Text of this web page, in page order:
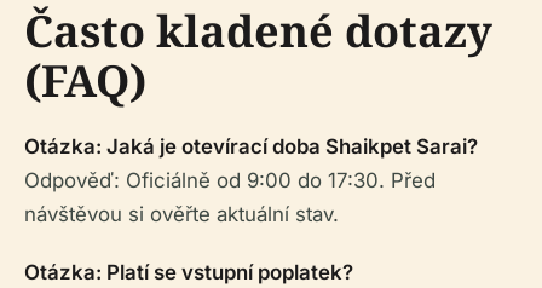
Často kladené dotazy
(FAQ)
Otázka: Jaká je otevírací doba Shaikpet Sarai?
Odpověď: Oficiálně od 9:00 do 17:30. Před
návštěvou si ověřte aktuální stav.
Otázka: Platí se vstupní poplatek?